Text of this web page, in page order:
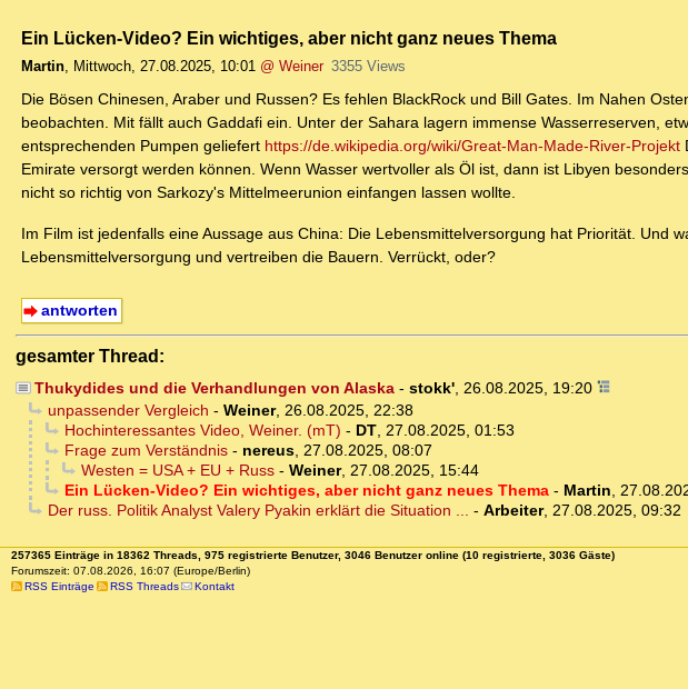
Ein Lücken-Video? Ein wichtiges, aber nicht ganz neues Thema
Martin, Mittwoch, 27.08.2025, 10:01 @ Weiner 3355 Views
Die Bösen Chinesen, Araber und Russen? Es fehlen BlackRock und Bill Gates. Im Nahen
beobachten. Mit fällt auch Gaddafi ein. Unter der Sahara lagern immense Wasserreserven,
entsprechenden Pumpen geliefert https://de.wikipedia.org/wiki/Great-Man-Made-River-Projekt
Emirate versorgt werden können. Wenn Wasser wertvoller als Öl ist, dann ist Libyen
nicht so richtig von Sarkozy's Mittelmeerunion einfangen lassen wollte.
Im Film ist jedenfalls eine Aussage aus China: Die Lebensmittelversorgung hat Priorität. Und
Lebensmittelversorgung und vertreiben die Bauern. Verrückt, oder?
antworten
gesamter Thread:
Thukydides und die Verhandlungen von Alaska- stokk', 26.08.2025, 19:20
unpassender Vergleich - Weiner, 26.08.2025, 22:38
Hochinteressantes Video, Weiner. (mT) - DT, 27.08.2025, 01:53
Frage zum Verständnis- nereus, 27.08.2025, 08:07
Westen = USA + EU + Russ- Weiner, 27.08.2025, 15:44
Ein Lücken-Video? Ein wichtiges, aber nicht ganz neues Thema- Martin,
Der russ. Politik Analyst Valery Pyakin erklärt die Situation ... - Arbeiter, 27.08.2025, 09:32
257365 Einträge in 18362 Threads, 975 registrierte Benutzer, 3046 Benutzer online (10 registrierte, 3036 Gäste)
Forumszeit: 07.08.2026, 16:07 (Europe/Berlin)
RSS Einträge
RSS Threads Kontakt